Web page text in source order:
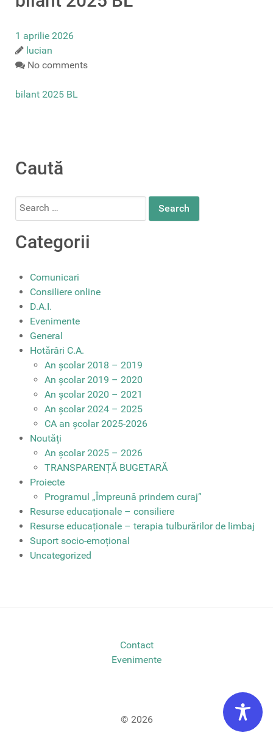
1 aprilie 2026
lucian
No comments
bilant 2025 BL
Caută
Search
Categorii
Comunicari
Consiliere online
D.A.I.
Evenimente
General
Hotărâri C.A.
An școlar 2018 – 2019
An școlar 2019 – 2020
An școlar 2020 – 2021
An școlar 2024 – 2025
CA an școlar 2025-2026
Noutăți
An școlar 2025 – 2026
TRANSPARENȚĂ BUGETARĂ
Proiecte
Programul „Împreună prindem curaj”
Resurse educaționale – consiliere
Resurse educaționale – terapia tulburărilor de limbaj
Suport socio-emoțional
Uncategorized
Contact
Evenimente
© 2026